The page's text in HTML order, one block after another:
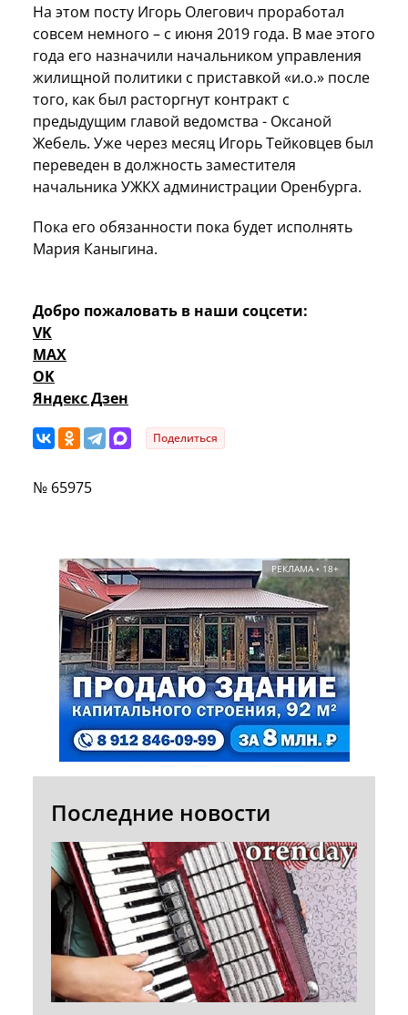
На этом посту Игорь Олегович проработал
совсем немного – с июня 2019 года. В мае этого
года его назначили начальником управления
жилищной политики с приставкой «и.о.» после
того, как был расторгнут контракт с
предыдущим главой ведомства - Оксаной
Жебель. Уже через месяц Игорь Тейковцев был
переведен в должность заместителя
начальника УЖКХ администрации Оренбурга.
Пока его обязанности пока будет исполнять
Мария Каныгина.
Добро пожаловать в наши соцсети:
VK
MAX
OK
Яндекс Дзен
Поделиться
№ 65975
РЕКЛАМА • 18+
Последние новости